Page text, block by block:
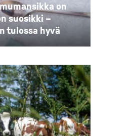
on
suosikki –
tulossa hyvä